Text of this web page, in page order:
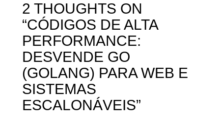
2 THOUGHTS ON
“CÓDIGOS DE ALTA
PERFORMANCE:
DESVENDE GO
(GOLANG) PARA WEB E
SISTEMAS
ESCALONÁVEIS”